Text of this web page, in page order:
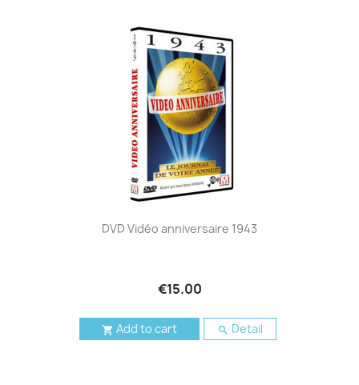
DVD Vidéo anniversaire 1943
€15.00
 Add to cart  Detail